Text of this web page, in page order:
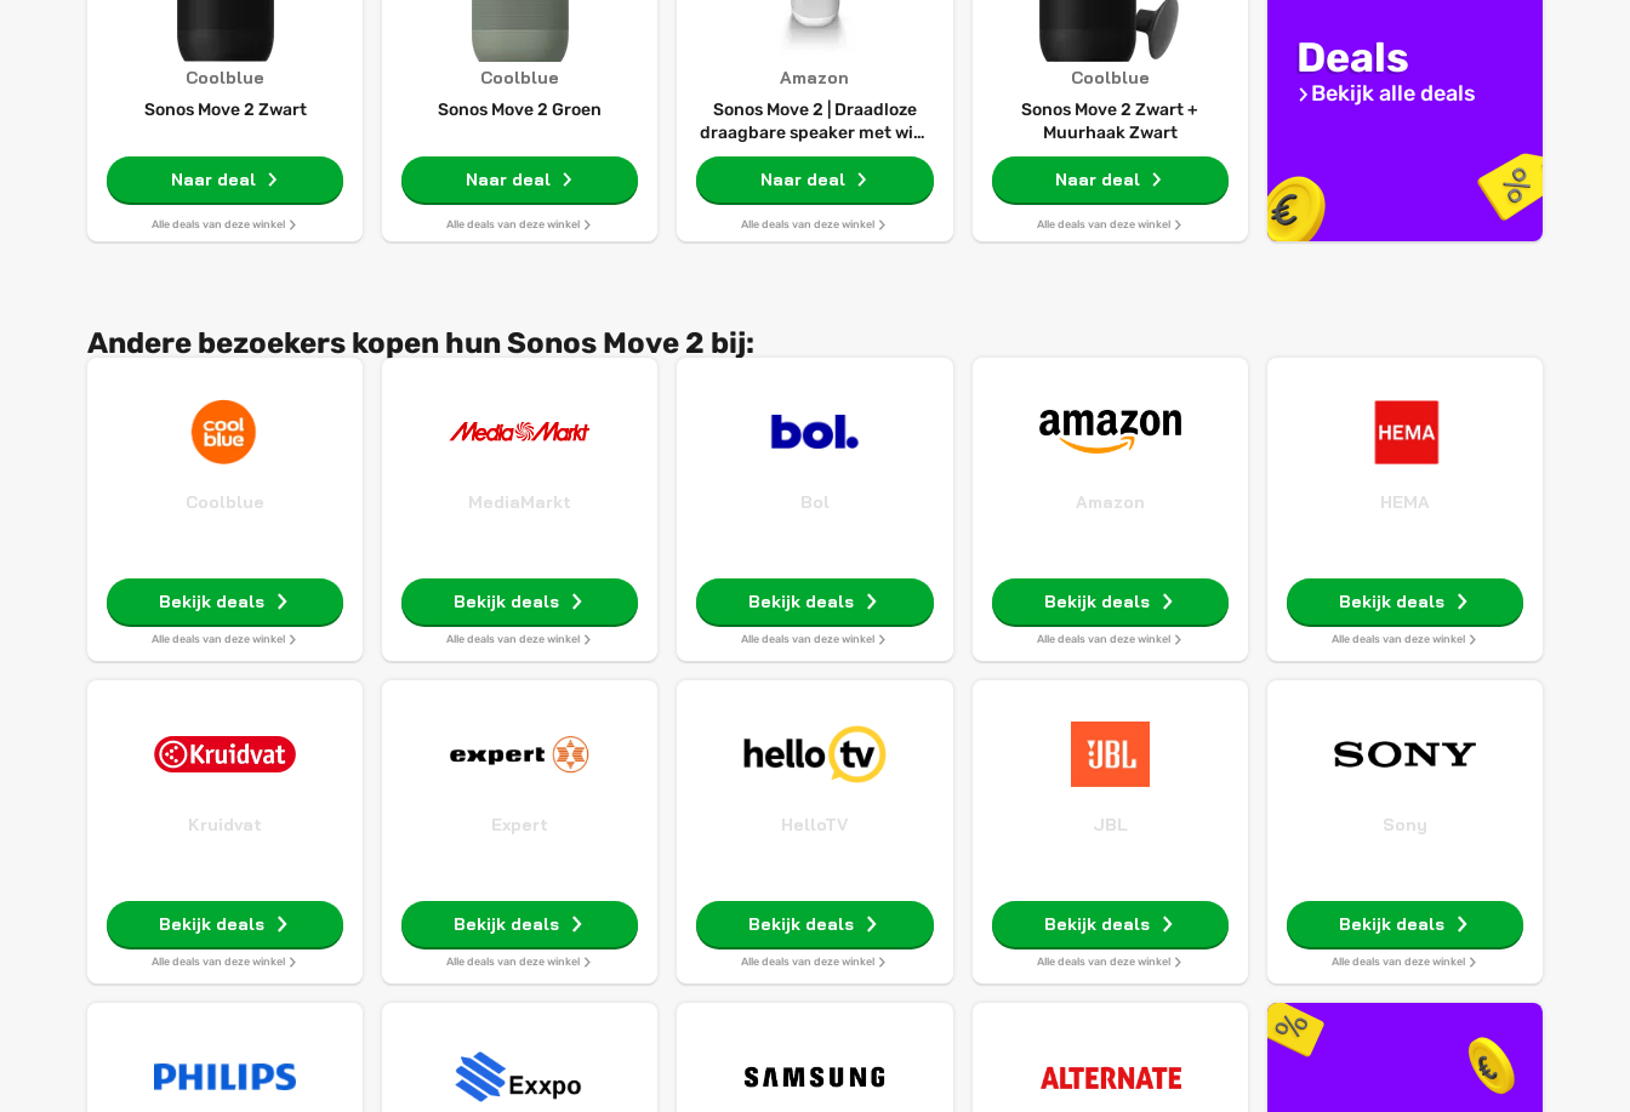
Coolblue
Sonos Move 2 Zwart
Naar deal
Alle deals van deze winkel
Coolblue
Sonos Move 2 Groen
Naar deal
Alle deals van deze winkel
Amazon
Sonos Move 2 | Draadloze
draagbare speaker met wifi,
bluetooth, Amazon Alexa, 24
uur batterijduur, draadloze
oplader - Wit
Naar deal
Alle deals van deze winkel
Coolblue
Sonos Move 2 Zwart +
Muurhaak Zwart
Naar deal
Alle deals van deze winkel
Deals
Bekijk alle deals
Andere bezoekers kopen hun Sonos Move 2 bij:
Coolblue
Bekijk deals
Alle deals van deze winkel
MediaMarkt
Bekijk deals
Alle deals van deze winkel
Bol
Bekijk deals
Alle deals van deze winkel
Amazon
Bekijk deals
Alle deals van deze winkel
HEMA
Bekijk deals
Alle deals van deze winkel
Kruidvat
Bekijk deals
Alle deals van deze winkel
Expert
Bekijk deals
Alle deals van deze winkel
HelloTV
Bekijk deals
Alle deals van deze winkel
JBL
Bekijk deals
Alle deals van deze winkel
Sony
Bekijk deals
Alle deals van deze winkel